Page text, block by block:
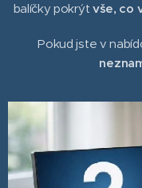
balíčky pokrýt vše, co
Pokud jste v